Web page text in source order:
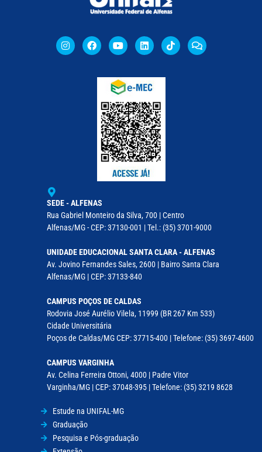
SEDE - ALFENAS
Rua Gabriel Monteiro da Silva, 700 | Centro
Alfenas/MG - CEP: 37130-001 | Tel.: (35) 3701-9000
UNIDADE EDUCACIONAL SANTA CLARA - ALFENAS
Av. Jovino Fernandes Sales, 2600 | Bairro Santa Clara
Alfenas/MG | CEP: 37133-840
CAMPUS POÇOS DE CALDAS
Rodovia José Aurélio Vilela, 11999 (BR 267 Km 533)
Cidade Universitária
Poços de Caldas/MG CEP: 37715-400 | Telefone: (35) 3697-4600
CAMPUS VARGINHA
Av. Celina Ferreira Ottoni, 4000 | Padre Vitor
Varginha/MG | CEP: 37048-395 | Telefone: (35) 3219 8628
Estude na UNIFAL-MG
Graduação
Pesquisa e Pós-graduação